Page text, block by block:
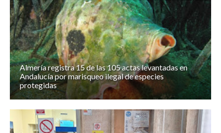
Almería registra 15 de las 105 actas levantadas en
Andalucía por marisqueo ilegal de especies
protegidas